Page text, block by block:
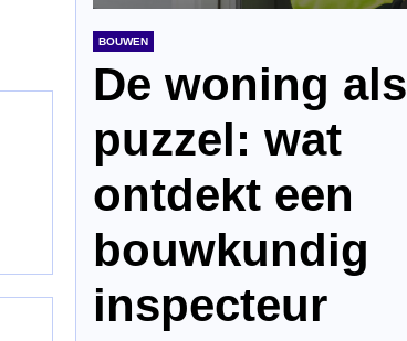
BOUWEN
De woning als
puzzel: wat
ontdekt een
bouwkundig
inspecteur